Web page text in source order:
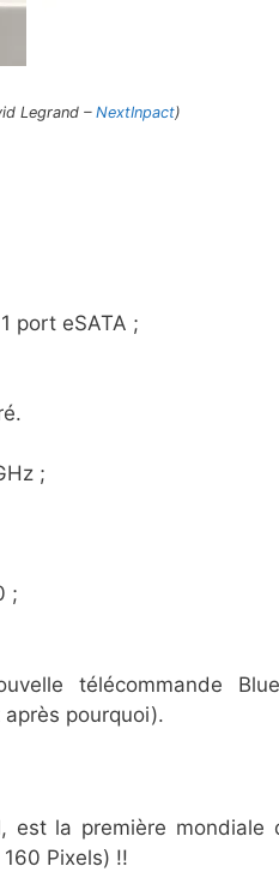
Legrand –NextInpact)
port eSATA ;
;
;
télécommande
pourquoi).
est la première mondiale
Pixels) !!